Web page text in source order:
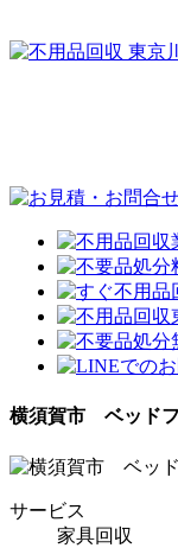
横須賀市 ベッド
サービス
家具回収